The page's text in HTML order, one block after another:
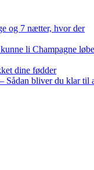
og 7 nætter, hvor der
li Champagne
dine fødder
Sådan bliver du klar til